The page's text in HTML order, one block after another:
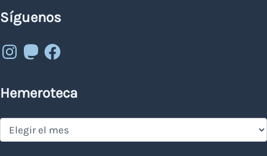
Síguenos
Instagram
MastodonFacebook
Hemeroteca
Hemeroteca